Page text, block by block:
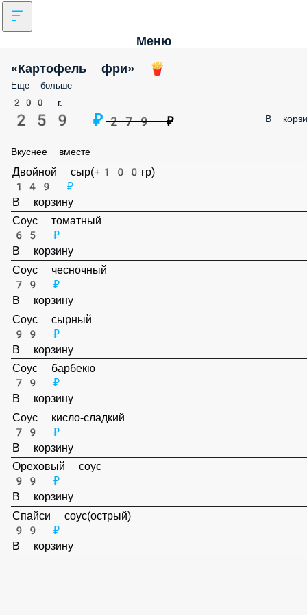
Меню
«Картофель фри» 🍟
Еще больше
200 г.
259 ₽ 279 ₽ В
Вкуснее вместе
Двойной сыр(+100гр)
149 ₽
В корзину
Соус томатный
65 ₽
В корзину
Соус чесночный
79 ₽
В корзину
Соус сырный
99 ₽
В корзину
Соус барбекю
79 ₽
В корзину
Соус кисло-сладкий
79 ₽
В корзину
Ореховый соус
99 ₽